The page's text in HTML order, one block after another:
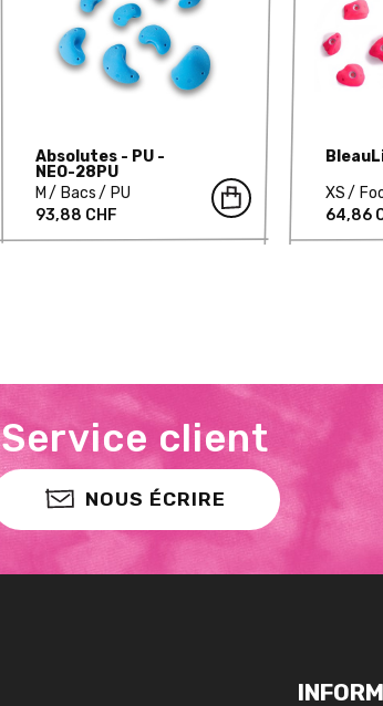
Absolutes - PU -
NEO-28PU
M
Bacs
PU
93,88 CHF
XS
64,86
Service client
NOUS ÉCRIRE